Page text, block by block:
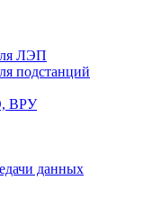
ЛЭП
подстанций
ВРУ
данных